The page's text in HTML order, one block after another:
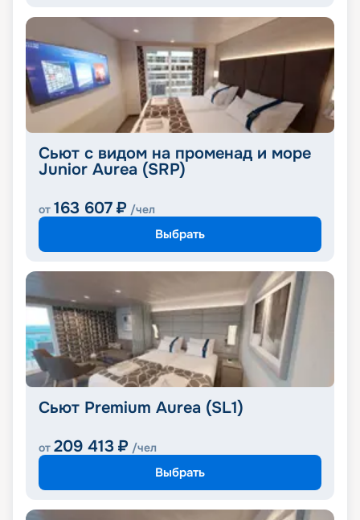
Сьют с видом на променад и море
Junior Aurea (SRP)
от 163 607 ₽ /чел
Выбрать
Сьют Premium Aurea (SL1)
от 209 413 ₽ /чел
Выбрать